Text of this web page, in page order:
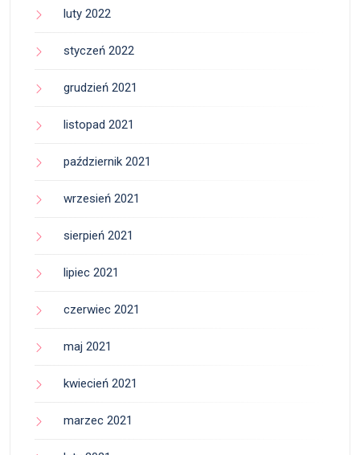
luty 2022
styczeń 2022
grudzień 2021
listopad 2021
październik 2021
wrzesień 2021
sierpień 2021
lipiec 2021
czerwiec 2021
maj 2021
kwiecień 2021
marzec 2021